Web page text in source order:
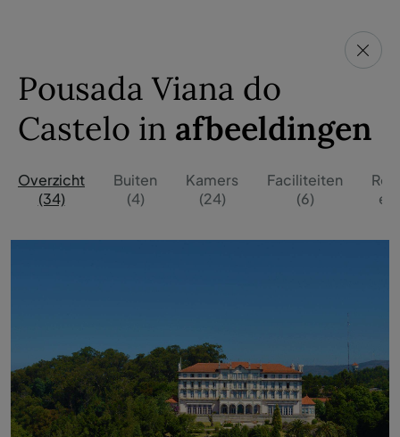
Pousada Viana do
Castelo in afbeeldingen
Overzicht
(34)
Buiten
(4)
Kamers
(24)
Faciliteiten
(6)
en